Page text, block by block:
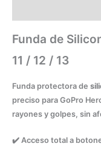
Funda de
11 / 12 / 13
Funda protectora de
preciso para GoPro
rayones y golpes, sin
✔️ Acceso total a